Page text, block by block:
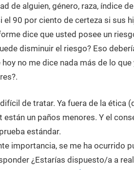
de alguien, género, raza, índice
el 90 por ciento de certeza si sus
dice que usted posee un
disminuir el riesgo? Eso
no me dice nada más de lo que
de tratar. Ya fuera de la ética
están un paños menores. Y el
estándar.
importancia, se me ha ocurrido
¿Estarías dispuesto/a a